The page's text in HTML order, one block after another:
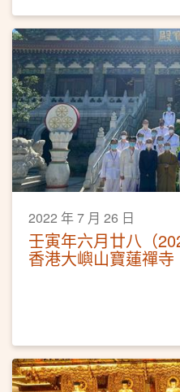
順。
2022 年 7 月 26 日
壬寅年六月廿八（
香港大嶼山寶蓮禪寺